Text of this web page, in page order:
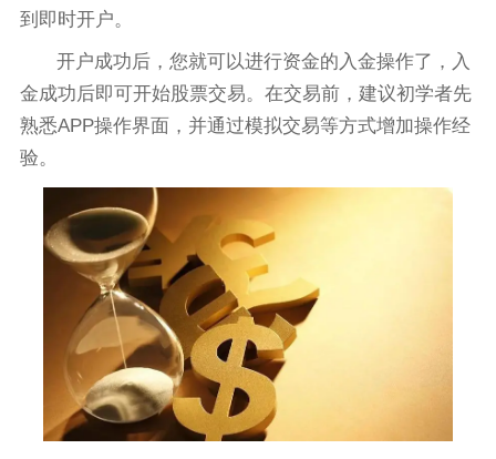
到即时开户。
开户成功后，您就可以进行资金的入金操作了，入
金成功后即可开始股票交易。在交易前，建议初学者先
熟悉APP操作界面，并通过模拟交易等方式增加操作经
验。